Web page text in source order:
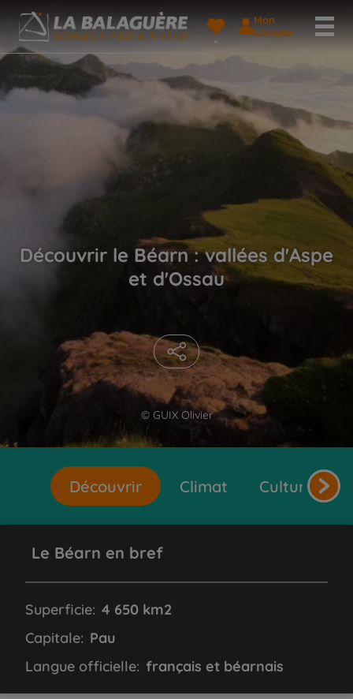
Mon
Compte
© GUIX Olivier
Découvrir le Béarn : vallées d'Aspe
et d'Ossau
Découvrir Climat Cultures et
Le Béarn en bref
Superficie: 4 650 km2
Capitale: Pau
Langue officielle: français et béarnais